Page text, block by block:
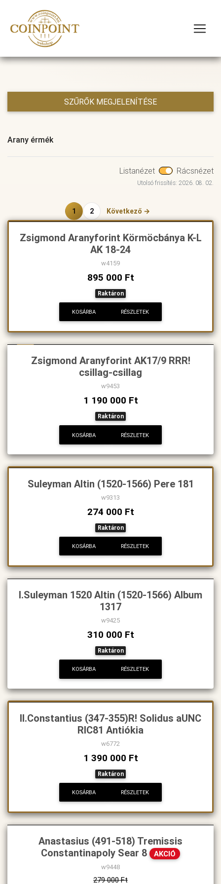
SZŰRŐK MEGJELENÍTÉSE
Arany érmék
Listanézet Rácsnézet
Utolsó frissítés: 2026. 08. 02.
1 2 Következő →
Zsigmond Aranyforint Körmöcbánya K-L
AK 18-24
w4159
895 000 Ft
Raktáron
KOSÁRBA RÉSZLETEK
Zsigmond Aranyforint AK17/9 RRR!
csillag-csillag
w9453
1 190 000 Ft
Raktáron
KOSÁRBA RÉSZLETEK
Suleyman Altin (1520-1566) Pere 181
w9313
274 000 Ft
Raktáron
KOSÁRBA RÉSZLETEK
I.Suleyman 1520 Altin (1520-1566) Album
1317
w9425
310 000 Ft
Raktáron
KOSÁRBA RÉSZLETEK
II.Constantius (347-355)R! Solidus aUNC
RIC81 Antiókia
w6772
1 390 000 Ft
Raktáron
KOSÁRBA RÉSZLETEK
Anastasius (491-518) Tremissis
Constantinapoly Sear 8 AKCIÓ
w9448
279 000 Ft